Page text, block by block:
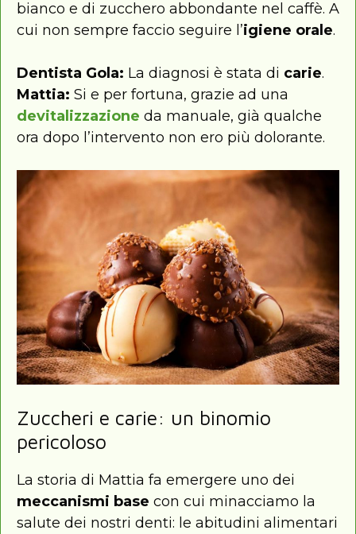
bianco e di zucchero abbondante nel caffè. A
cui non sempre faccio seguire l’igiene orale.
Dentista Gola: La diagnosi è stata di carie.
Mattia: Si e per fortuna, grazie ad una
devitalizzazione da manuale, già qualche
ora dopo l’intervento non ero più dolorante.
Zuccheri e carie: un binomio
pericoloso
La storia di Mattia fa emergere uno dei
meccanismi base con cui minacciamo la
salute dei nostri denti: le abitudini alimentari